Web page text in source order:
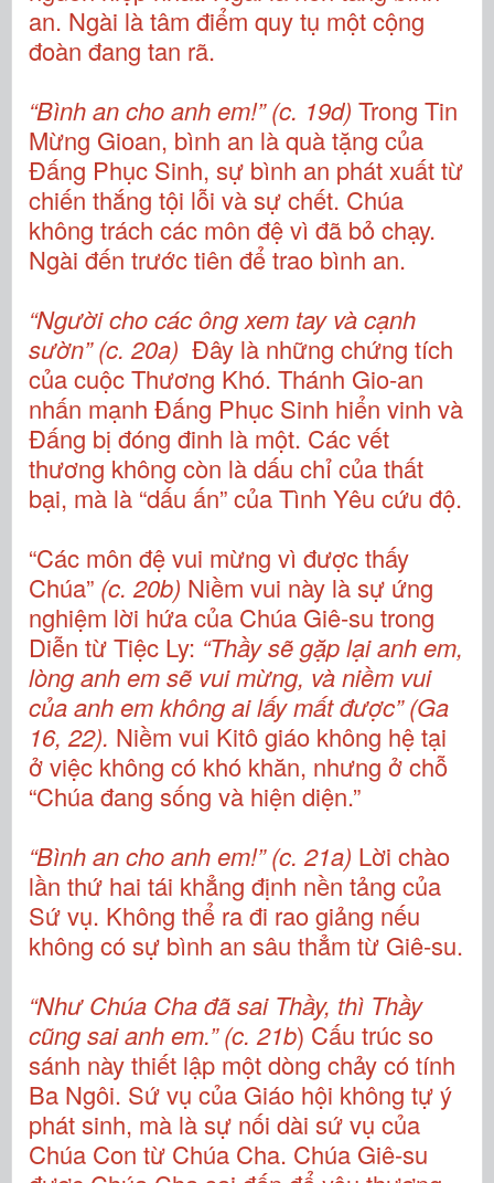
an. Ngài là tâm điểm quy tụ một cộng
đoàn đang tan rã.
“Bình an cho anh em!” (c. 19d) Trong Tin
Mừng Gioan, bình an là quà tặng của
Đấng Phục Sinh, sự bình an phát xuất từ
chiến thắng tội lỗi và sự chết. Chúa
không trách các môn đệ vì đã bỏ chạy.
Ngài đến trước tiên để trao bình an.
“Người cho các ông xem tay và cạnh
sườn” (c. 20a) Đây là những chứng tích
của cuộc Thương Khó. Thánh Gio-an
nhấn mạnh Đấng Phục Sinh hiển vinh và
Đấng bị đóng đinh là một. Các vết
thương không còn là dấu chỉ của thất
bại, mà là “dấu ấn” của Tình Yêu cứu độ.
“Các môn đệ vui mừng vì được thấy
Chúa” (c. 20b) Niềm vui này là sự ứng
nghiệm lời hứa của Chúa Giê-su trong
Diễn từ Tiệc Ly: “Thầy sẽ gặp lại anh em,
lòng anh em sẽ vui mừng, và niềm vui
của anh em không ai lấy mất được” (Ga
16, 22). Niềm vui Kitô giáo không hệ tại
ở việc không có khó khăn, nhưng ở chỗ
“Chúa đang sống và hiện diện.”
“Bình an cho anh em!” (c. 21a) Lời chào
lần thứ hai tái khẳng định nền tảng của
Sứ vụ. Không thể ra đi rao giảng nếu
không có sự bình an sâu thẳm từ Giê-su.
“Như Chúa Cha đã sai Thầy, thì Thầy
cũng sai anh em.” (c. 21b) Cấu trúc so
sánh này thiết lập một dòng chảy có tính
Ba Ngôi. Sứ vụ của Giáo hội không tự ý
phát sinh, mà là sự nối dài sứ vụ của
Chúa Con từ Chúa Cha. Chúa Giê-su